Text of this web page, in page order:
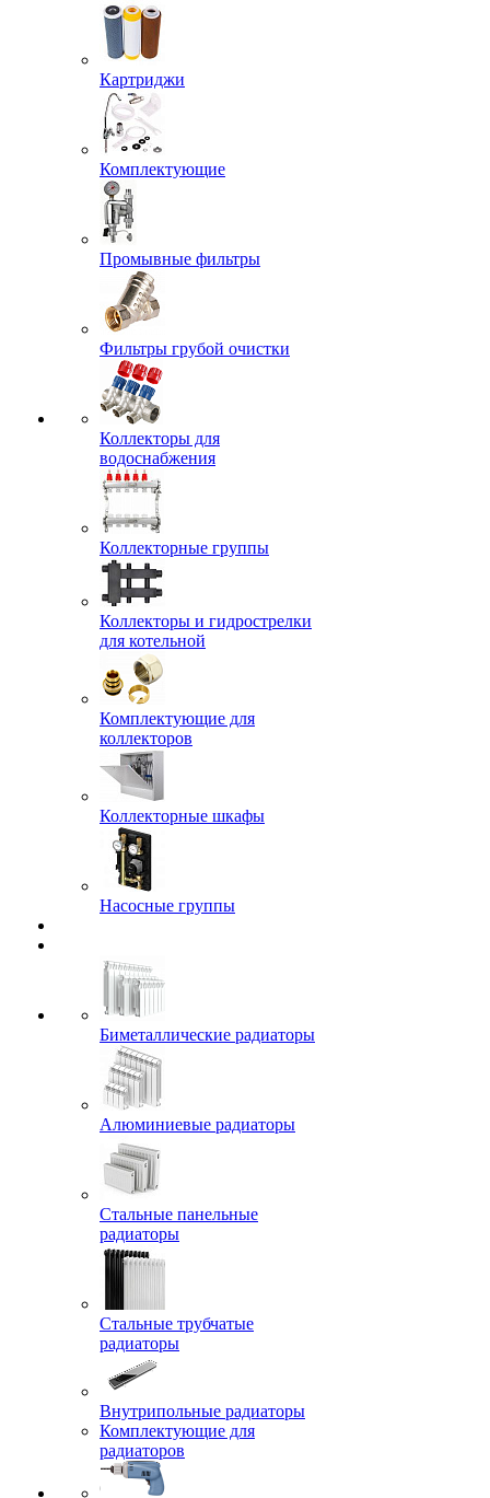
Картриджи
Комплектующие
Промывные фильтры
Фильтры грубой очистки
Коллекторы для
водоснабжения
Коллекторные группы
Коллекторы и гидрострелки
для котельной
Комплектующие для
коллекторов
Коллекторные шкафы
Насосные группы
Биметаллические радиаторы
Алюминиевые радиаторы
Стальные панельные
радиаторы
Стальные трубчатые
радиаторы
Внутрипольные радиаторы
Комплектующие для
радиаторов